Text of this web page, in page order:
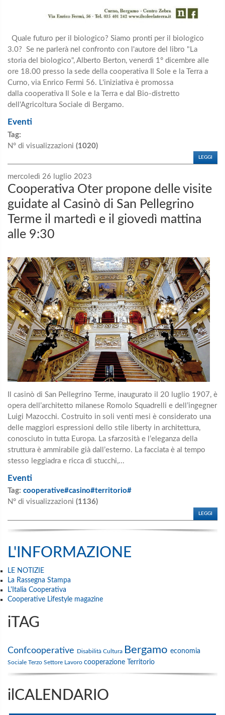
Quale futuro per il biologico? Siamo pronti per il biologico
3.0? Se ne parlerà nel confronto con l'autore del libro "La
storia del biologico", Alberto Berton, venerdì 1° dicembre alle
ore 18.00 presso la sede della cooperativa Il Sole e la Terra a
Curno, via Enrico Fermi 56. L'iniziativa è promossa
dalla cooperativa Il Sole e la Terra e dal Bio-distretto
dell'Agricoltura Sociale di Bergamo.
Eventi
Tag:
N° di visualizzazioni (1020)
LEGGI
mercoledì 26 luglio 2023
Cooperativa Oter propone delle visite
guidate al Casinò di San Pellegrino
Terme il martedì e il giovedì mattina
alle 9:30
Il casinò di San Pellegrino Terme, inaugurato il 20 luglio 1907, è
opera dell’architetto milanese Romolo Squadrelli e dell’ingegner
Luigi Mazocchi. Costruito in soli venti mesi è considerato una
delle maggiori espressioni dello stile liberty in architettura,
conosciuto in tutta Europa. La sfarzosità e l’eleganza della
struttura è ammirabile già dall’esterno. La facciata è al tempo
stesso leggiadra e ricca di stucchi,...
Eventi
Tag: cooperative#casino#territorio#
N° di visualizzazioni (1136)
LEGGI
L'INFORMAZIONE
LE NOTIZIE
La Rassegna Stampa
L'Italia Cooperativa
Cooperative Lifestyle magazine
iTAG
Confcooperative Disabilità Cultura Bergamo economia
Sociale Terzo Settore Lavoro cooperazione Territorio
ilCALENDARIO